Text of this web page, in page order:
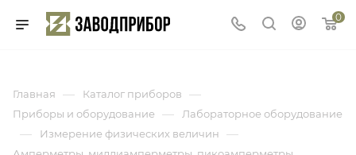
0
Главная — Каталог приборов —
Приборы и оборудование — Лабораторное оборудование
— Измерение физических величин —